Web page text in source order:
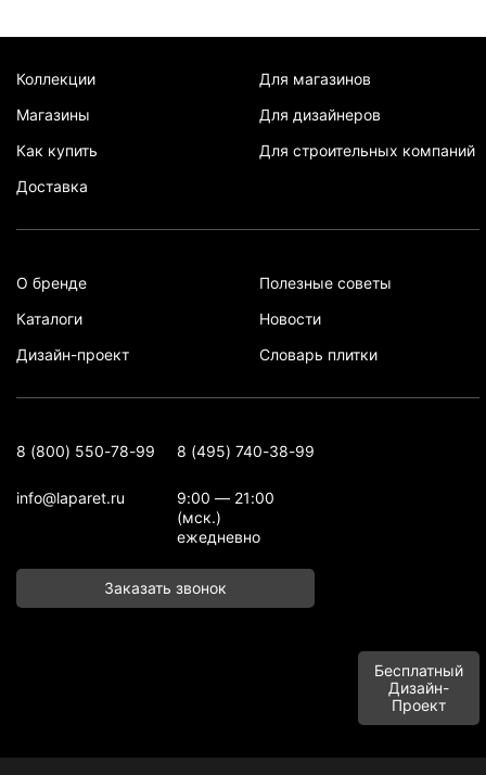
Коллекции
Магазины
Как купить
Доставка
Для магазинов
Для дизайнеров
Для строительных компаний
О бренде
Каталоги
Дизайн-проект
Полезные советы
Новости
Словарь плитки
8 (800) 550-78-99 8 (495) 740-38-99
info@laparet.ru
9:00 — 21:00
(мск.)
ежедневно
Заказать звонок
Бесплатный
Дизайн-
Проект